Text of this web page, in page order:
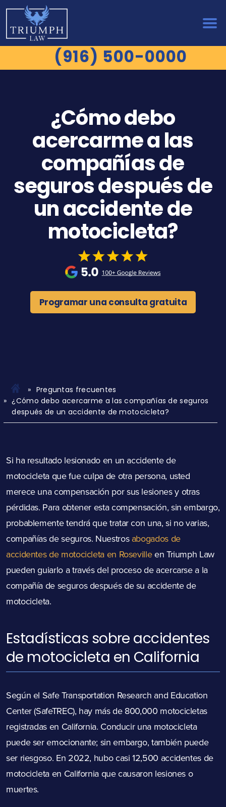
(916) 500-0000
¿Cómo debo
acercarme a las
compañías de
seguros después de
un accidente de
motocicleta?
Programar una consulta gratuita
Preguntas frecuentes
¿Cómo debo acercarme a las compañías de seguros
después de un accidente de motocicleta?
Si ha resultado lesionado en un accidente de
motocicleta que fue culpa de otra persona, usted
merece una compensación por sus lesiones y otras
pérdidas. Para obtener esta compensación, sin embargo,
probablemente tendrá que tratar con una, si no varias,
compañías de seguros. Nuestros abogados de
accidentes de motocicleta en Rosevilleen Triumph Law
pueden guiarlo a través del proceso de acercarse a la
compañía de seguros después de su accidente de
motocicleta.
Estadísticas sobre accidentes
de motocicleta en California
Según el Safe Transportation Research and Education
Center (SafeTREC), hay más de 800,000 motocicletas
registradas en California. Conducir una motocicleta
puede ser emocionante; sin embargo, también puede
ser riesgoso. En 2022, hubo casi 12,500 accidentes de
motocicleta en California que causaron lesiones o
muertes.